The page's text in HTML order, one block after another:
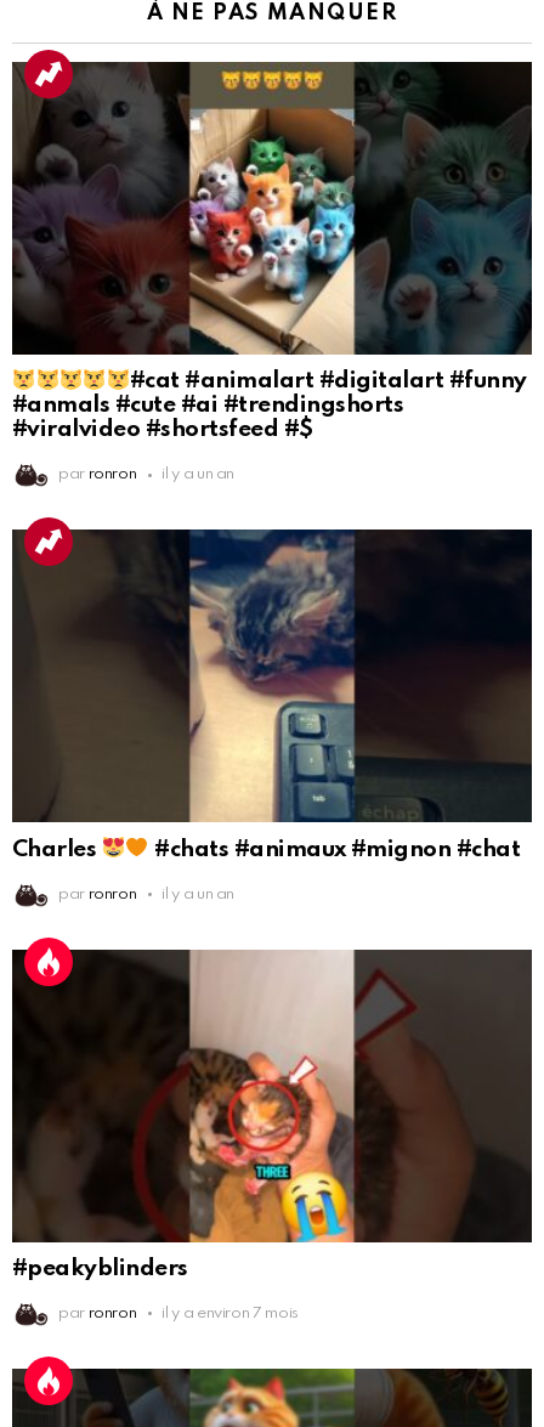
À NE PAS MANQUER
#cat #animalart #digitalart #funny
#anmals #cute #ai #trendingshorts
#viralvideo #shortsfeed #$
par ronron il y a un an
Charles #chats #animaux #mignon #chat
par ronron il y a un an
#peakyblinders
par ronron il y a environ 7 mois